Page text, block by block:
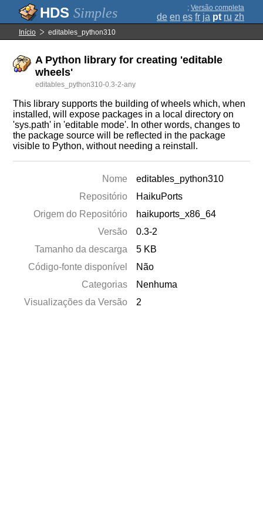
Simples ; Versão completa
de en es fr ja pt ru zh
Início editables_python310
A Python library for creating 'editable
wheels'
editables_python310-0.3-2-any
This library supports the building of wheels which, when
installed, will expose packages in a local directory on
'sys.path' in 'editable mode'. In other words, changes to
the package source will be reflected in the package
visible to Python, without needing a reinstall.
Nome
editables_python310
Repositório
HaikuPorts
Origem do Repositório
haikuports_x86_64
Versão
0.3-2
Tamanho da descarga
5 KB
Código-fonte disponível
Não
Categorias
Nenhuma
Visualizações da Versão
2